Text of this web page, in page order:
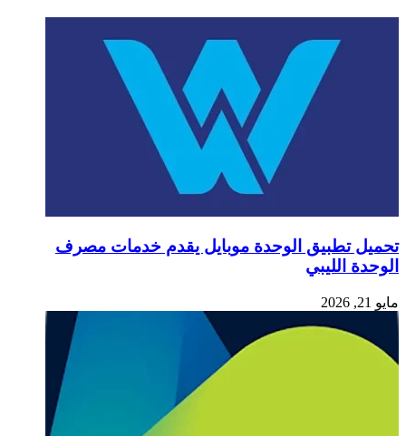
تطبيق الوحدة موبايل يقدم خدمات مصرف
الليبي